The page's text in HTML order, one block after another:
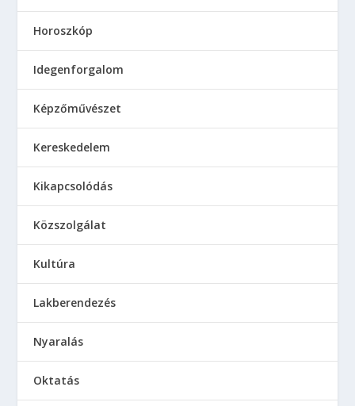
Horoszkóp
Idegenforgalom
Képzőművészet
Kereskedelem
Kikapcsolódás
Közszolgálat
Kultúra
Lakberendezés
Nyaralás
Oktatás